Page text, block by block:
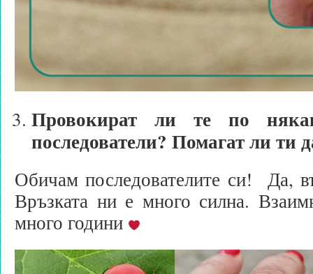
Провокират ли те по
последователи? Помагат ли
Обичам последователите си! Да,
Връзката ни е много силна.
много години